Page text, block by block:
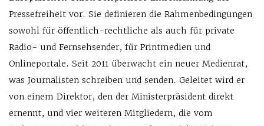
Pressefreiheit vor. Sie definieren die Rahmenbedingungen
sowohl für öffentlich-rechtliche als auch für private
Radio- und Fernsehsender, für Printmedien und
Onlineportale. Seit 2011 überwacht ein neuer Medienrat,
was Journalisten schreiben und senden. Geleitet wird er
von einem Direktor, den der Ministerpräsident direkt
ernennt, und vier weiteren Mitgliedern, die vom